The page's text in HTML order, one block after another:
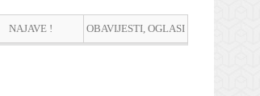
NAJAVE ! OBAVIJESTI, OGLASI